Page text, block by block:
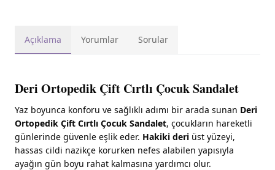
Açıklama Yorumlar Sorular
Deri Ortopedik Çift Cırtlı Çocuk Sandalet
Yaz boyunca konforu ve sağlıklı adımı bir arada sunan Deri
Ortopedik Çift Cırtlı Çocuk Sandalet, çocukların hareketli
günlerinde güvenle eşlik eder. Hakiki deri üst yüzeyi,
hassas cildi nazikçe korurken nefes alabilen yapısıyla
ayağın gün boyu rahat kalmasına yardımcı olur.